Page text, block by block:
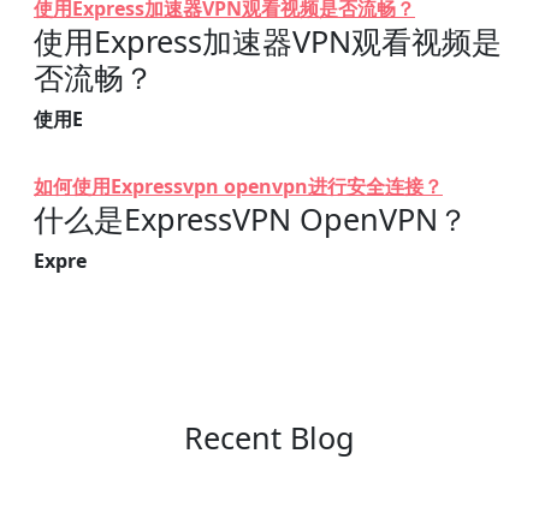
使用Express加速器VPN观看视频是否流畅？
使用Express加速器VPN观看视频是
否流畅？
使用E
如何使用Expressvpn openvpn进行安全连接？
什么是ExpressVPN OpenVPN？
Expre
Recent Blog